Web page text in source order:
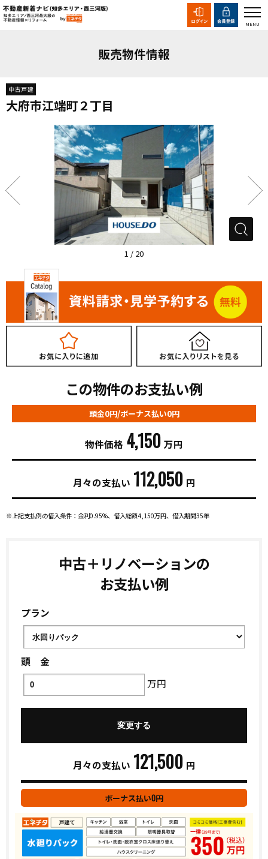
販売物件情報
大府市江端町２丁目
1 / 20
この物件のお支払い例
頭金0円/ボーナス払い0円
物件価格 4,150 万円
月々の支払い 112,050 円
※上記支払例の借入条件：金利0.95%、借入総額4,150万円、借入期間35年
中古＋リノベーションの
お支払い例
プラン
頭 金
万円
月々の支払い 121,500 円
ボーナス払い0円